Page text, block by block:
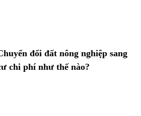
đổi đất nông nghiệp sang
chi phí như thế nào?